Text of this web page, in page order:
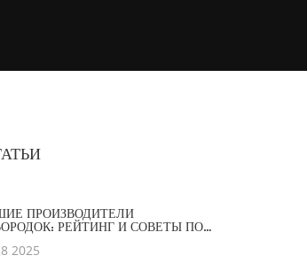
ПРОИЗВОДИТЕЛИ
РЕЙТИНГ И СОВЕТЫ ПО
2025